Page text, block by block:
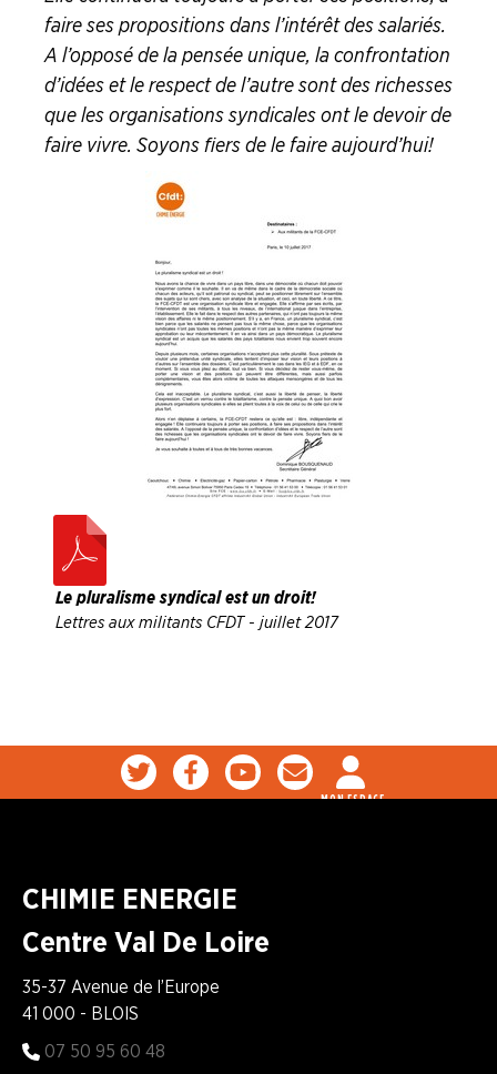
faire ses propositions dans l’intérêt des salariés.
A l’opposé de la pensée unique, la confrontation
d’idées et le respect de l’autre sont des richesses
que les organisations syndicales ont le devoir de
faire vivre. Soyons fiers de le faire aujourd’hui !
Le pluralisme syndical est un droit !
Lettres aux militants CFDT - juillet 2017
MON ESPACE
CHIMIE ENERGIE
Centre Val De Loire
35-37 Avenue de l’Europe
41 000 - BLOIS
07 50 95 60 48